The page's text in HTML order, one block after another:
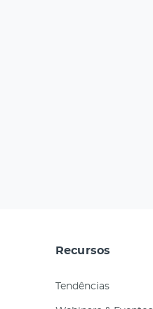
Recursos
Tendências